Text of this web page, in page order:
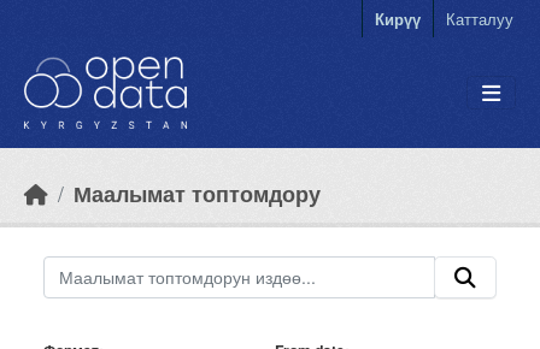
Кирүү Катталуу
Маалымат топтомдору